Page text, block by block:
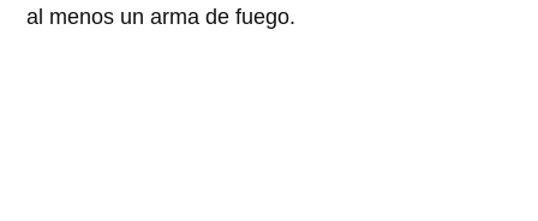
al menos un arma de fuego.